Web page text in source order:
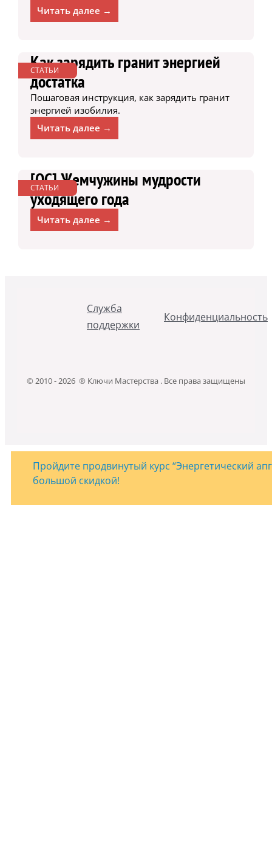
Читать далее →
СТАТЬИ
Как зарядить гранит энергией
достатка
Пошаговая инструкция, как зарядить гранит
энергией изобилия.
Читать далее →
СТАТЬИ
[ОС] Жемчужины мудрости
уходящего года
Читать далее →
Служба
поддержки
Конфиденциальность
© 2010 - 2026 ® Ключи Мастерства . Все права защищены
Пройдите продвинутый курс “Энергетический
большой скидкой!